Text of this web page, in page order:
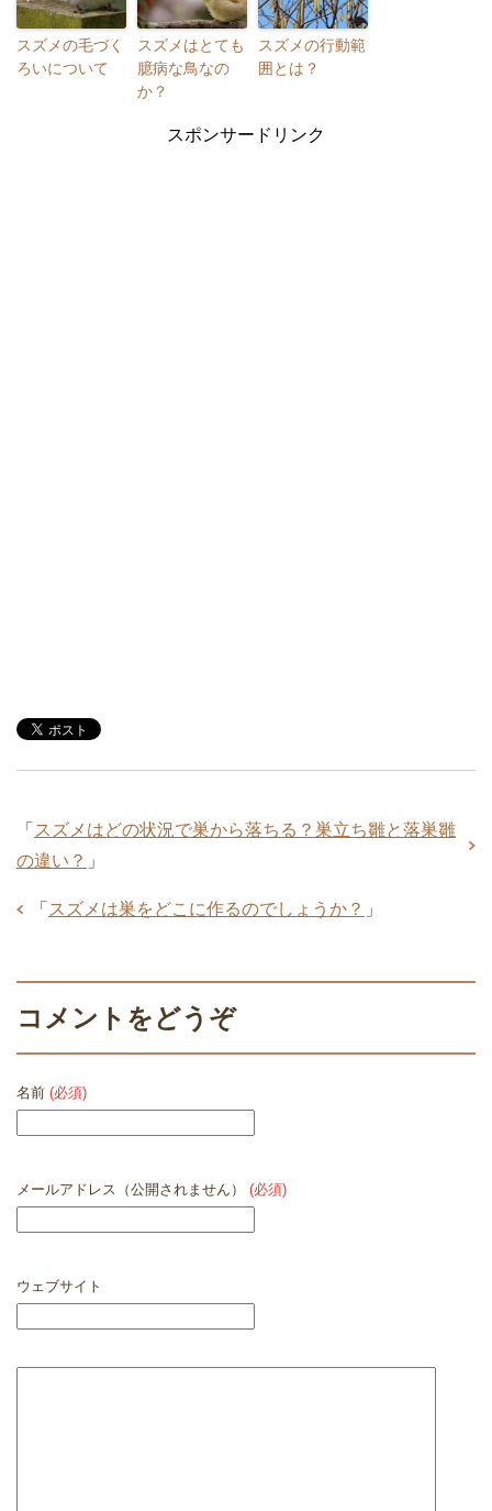
スズメの毛づく
ろいについて
スズメはとても
臆病な鳥なの
か？
スズメの行動範
囲とは？
スポンサードリンク
「 スズメはどの状況で巣から落ちる？巣立ち雛と落巣雛
の違い？ 」
「 スズメは巣をどこに作るのでしょうか？ 」
コメントをどうぞ
名前 (必須)
メールアドレス（公開されません） (必須)
ウェブサイト